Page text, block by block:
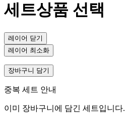
세트상품 선택
레이어 닫기
레이어 최소화
장바구니 담기
중복 세트 안내
이미 장바구니에 담긴 세트입니다.